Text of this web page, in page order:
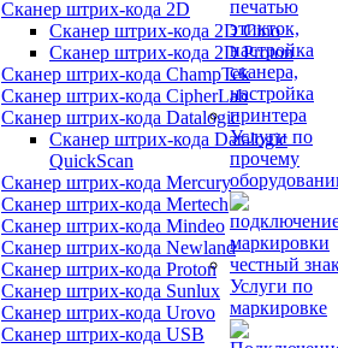
Сканер штрих-кода 2D
Сканер штрих-кода 2D Cino
Сканер штрих-кода 2D Proton
Сканер штрих-кода ChampTek
Сканер штрих-кода CipherLab
Сканер штрих-кода Datalogic
Сканер штрих-кода Datalogic
QuickScan
Сканер штрих-кода Mercury
Сканер штрих-кода Mertech
Сканер штрих-кода Mindeo
Сканер штрих-кода Newland
Сканер штрих-кода Proton
Сканер штрих-кода Sunlux
Сканер штрих-кода Urovo
Сканер штрих-кода USB
Услуги по
прочему
Услуги по
маркировке